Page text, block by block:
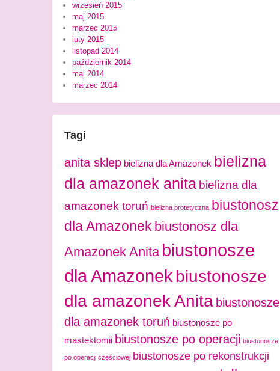
wrzesień 2015
maj 2015
marzec 2015
luty 2015
listopad 2014
październik 2014
maj 2014
marzec 2014
Tagi
anita sklep bielizna dla Amazonek bielizna
dla amazonek anita bielizna dla
amazonek toruń bielizna protetyczna biustonosz
dla Amazonek biustonosz dla
Amazonek Anita biustonosze
dla Amazonekbiustonosze
dla amazonek Anita biustonosze
dla amazonek toruń biustonosze po
mastektomii biustonosze po operacji biustonosze
po operacji częściowej biustonosze po rekonstrukcji